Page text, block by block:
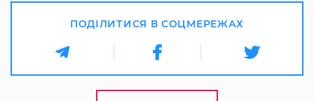
ПОДІЛИТИСЯ В СОЦМЕРЕЖАХ